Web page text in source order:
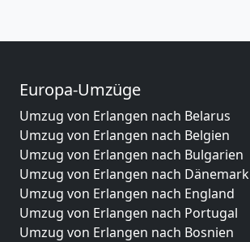
Europa-Umzüge
Umzug von Erlangen nach Belarus
Umzug von Erlangen nach Belgien
Umzug von Erlangen nach Bulgarien
Umzug von Erlangen nach Dänemark
Umzug von Erlangen nach England
Umzug von Erlangen nach Portugal
Umzug von Erlangen nach Bosnien